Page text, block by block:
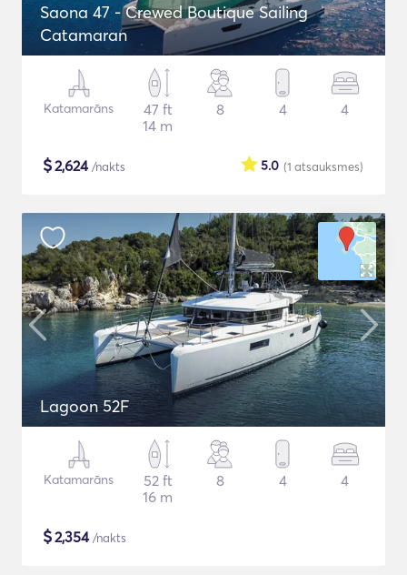
Saona 47 - Crewed Boutique Sailing
Catamaran
Katamarāns
47 ft
14 m
8 4 4
$2,624/nakts (1 atsauksmes)
5.0
Lagoon 52F
Katamarāns
52 ft
16 m
8 4 4
$2,354/nakts